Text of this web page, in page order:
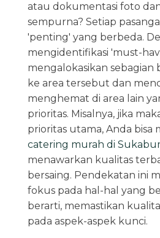
atau dokumentasi foto
sempurna? Setiap
'penting' yang berbeda.
mengidentifikasi 'must-
mengalokasikan sebagian
ke area tersebut dan
menghemat di area lain
prioritas. Misalnya, jika
prioritas utama, Anda bisa
catering murah di
menawarkan kualitas
bersaing. Pendekatan ini
fokus pada hal-hal yang
berarti, memastikan
pada aspek-aspek kunci.